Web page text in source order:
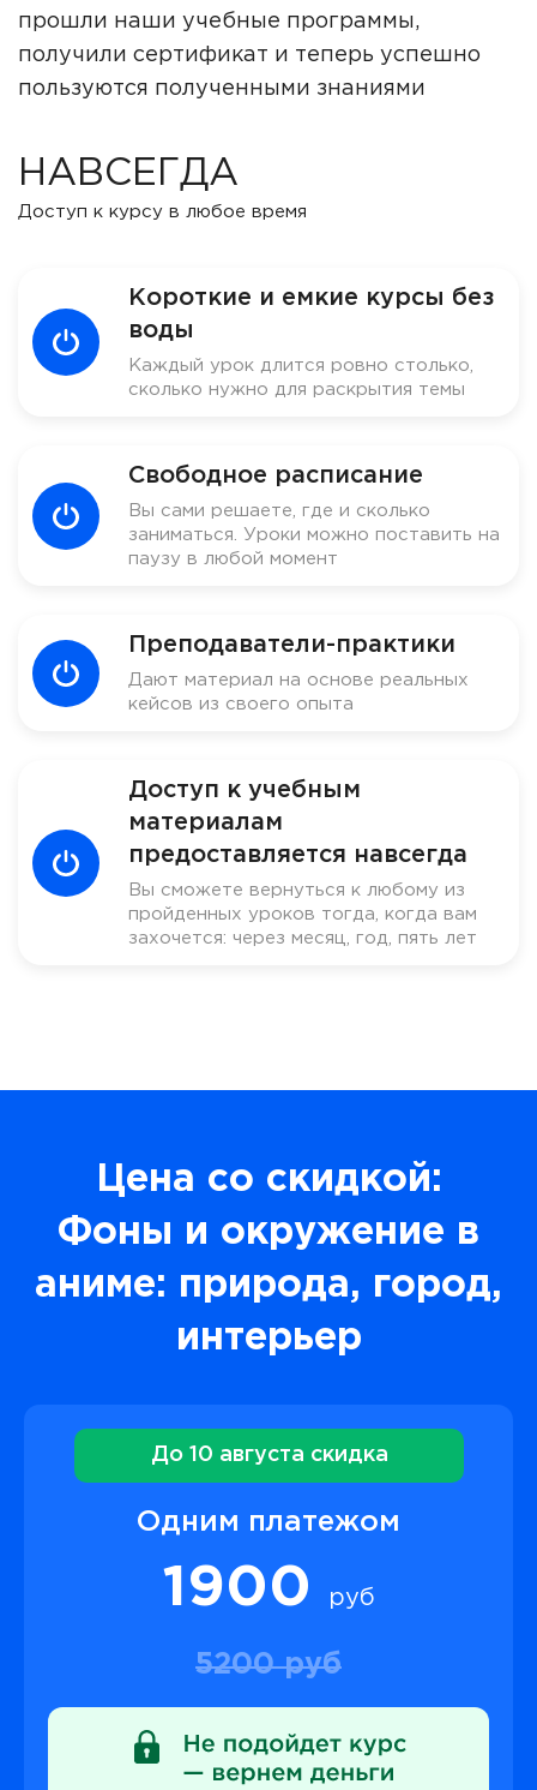
прошли наши учебные программы,
получили сертификат и теперь успешно
пользуются полученными знаниями
НАВСЕГДА
Доступ к курсу в любое время
Короткие и емкие курсы без
воды
Каждый урок длится ровно столько,
сколько нужно для раскрытия темы
Свободное расписание
Вы сами решаете, где и сколько
заниматься. Уроки можно поставить на
паузу в любой момент
Преподаватели-практики
Дают материал на основе реальных
кейсов из своего опыта
Доступ к учебным
материалам
предоставляется навсегда
Вы сможете вернуться к любому из
пройденных уроков тогда, когда вам
захочется: через месяц, год, пять лет
Цена со скидкой:
Фоны и окружение в
аниме: природа, город,
интерьер
До 10 августа скидка
Одним платежом
1900 руб
5200 руб